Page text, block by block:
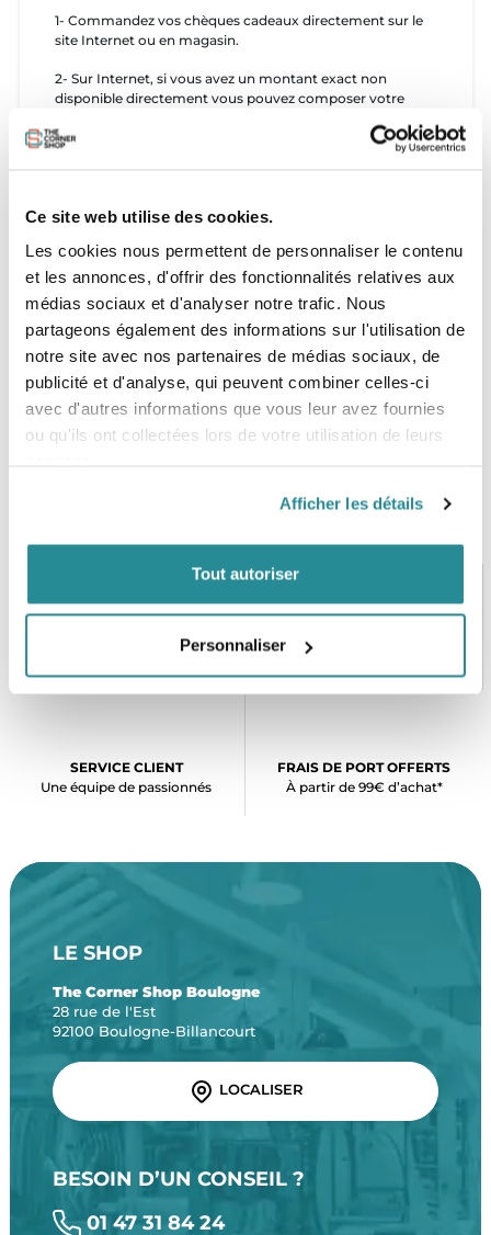
Ce site web utilise des cookies.
Les cookies nous permettent de personnaliser le contenu
et les annonces, d'offrir des fonctionnalités relatives aux
médias sociaux et d'analyser notre trafic. Nous
partageons également des informations sur l'utilisation de
notre site avec nos partenaires de médias sociaux, de
publicité et d'analyse, qui peuvent combiner celles-ci
avec d'autres informations que vous leur avez fournies
ou qu'ils ont collectées lors de votre utilisation de leurs
Afficher les détails
Tout autoriser
Personnaliser
1- Commandez vos chèques cadeaux directement sur le
site Internet ou en magasin.
2- Sur Internet, si vous avez un montant exact non
disponible directement vous pouvez composer votre
3- Une fois dans le processus de commande, précisez
manière dont vous souhaitez le recevoir (format PDF par
4- Une fois reçu la personne peut utiliser son bon cadeau
directement en magasin ou sur internet via l'édition d'un
bon de réduction équivalent au bon cadeau.
PAIEMENT SÉCURISÉ
STOCK EN TEMPS RÉEL
Plus de 5000 produits en stock
SERVICE CLIENT
Une équipe de passionnés
FRAIS DE PORT OFFERTS
À partir de 99€ d’achat*
LE SHOP
The Corner Shop Boulogne
28 rue de l'Est
92100 Boulogne-Billancourt
LOCALISER
BESOIN D’UN CONSEIL ?
01 47 31 84 24